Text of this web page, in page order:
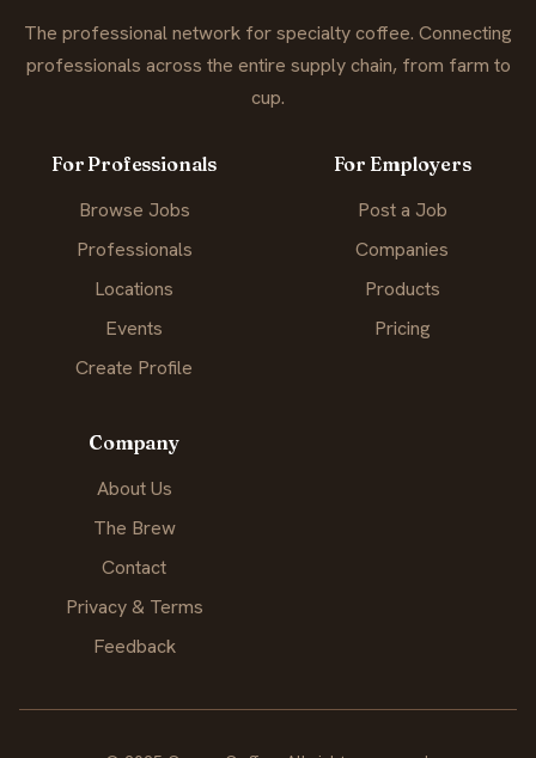
The professional network for specialty coffee. Connecting
professionals across the entire supply chain, from farm to
cup.
For Professionals
Browse Jobs
Professionals
Locations
Events
Create Profile
For Employers
Post a Job
Companies
Products
Pricing
Company
About Us
The Brew
Contact
Privacy & Terms
Feedback